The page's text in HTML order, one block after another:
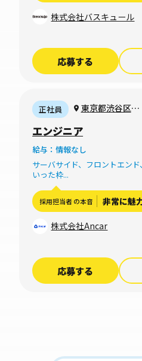
株式会社バスキュール
応募する
正社員
東京都渋谷区本
ッツ初台ビル
エンジニア
給与：情報なし
サーバサイド、フロントエン
いった枠...
採用担当者 の本音 非常に魅
株式会社Ancar
応募する